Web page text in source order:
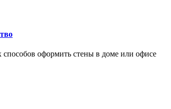
оформить стены в доме или офисе